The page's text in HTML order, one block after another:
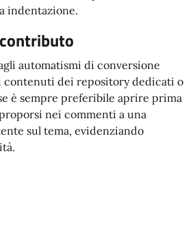
indentazione.
automatismi di conversione
contenuti dei repository dedicati o
è sempre preferibile aprire prima
nei commenti a una
sul tema, evidenziando